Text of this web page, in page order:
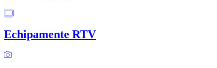
Echipamente RTV